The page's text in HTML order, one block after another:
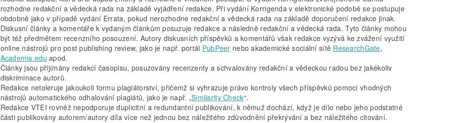
rozhodne redakční a vědecká rada na základě vyjádření redakce. Při vydání Korrigenda v elektronické podobě se postupuje
obdobně jako v případě vydání Errata, pokud nerozhodne redakční a vědecká rada na základě doporučení redakce jinak.
Diskusní články a komentáře k vydaným článkům posuzuje redakce a následně redakční a vědecká rada. Tyto články mohou
být též předmětem recenzního posouzení. Autory diskusních příspěvků a komentářů však redakce vyzývá ke zvážení využití
online nástrojů pro post publishing review, jako je např. portál PubPeer nebo akademické sociální sítě ResearchGate,
Academia.edu apod.
Články jsou přijímány redakcí časopisu, posuzovány recenzenty a schvalovány redakční a vědeckou radou bez jakékoliv
diskriminace autorů.
Redakce netoleruje jakoukoli formu plagiátorství, přičemž si vyhrazuje právo kontroly všech příspěvků pomocí vhodných
nástrojů automatického odhalování plagiátů, jako je např. „Similarity Check“.
Redakce VTEI rovněž nepodporuje duplicitní a redundantní publikování, k němuž dochází, když je dílo nebo jeho podstatné
části publikovány autorem/autory díla více než jednou bez náležitého zdůvodnění překrývání a bez náležitého citování.